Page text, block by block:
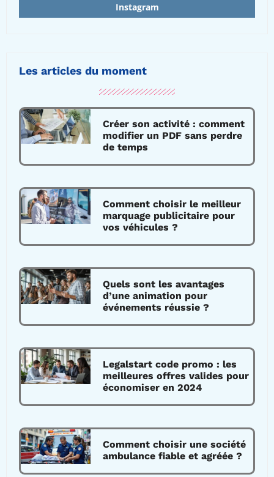
Instagram
Les articles du moment
Créer son activité : comment
modifier un PDF sans perdre
de temps
Comment choisir le meilleur
marquage publicitaire pour
vos véhicules ?
Quels sont les avantages
d’une animation pour
événements réussie ?
Legalstart code promo : les
meilleures offres valides pour
économiser en 2024
Comment choisir une société
ambulance fiable et agréée ?